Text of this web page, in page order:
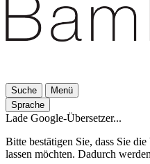
Suche
Menü
Sprache
Lade Google-Übersetzer...
Bitte bestätigen Sie, dass Sie
lassen möchten. Dadurch